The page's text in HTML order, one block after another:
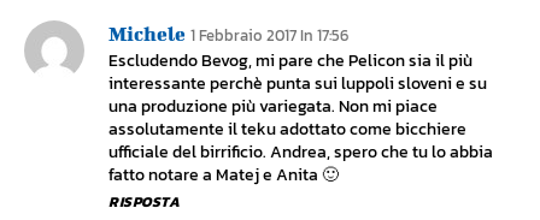
Michele 1 Febbraio 2017 In 17:56
Escludendo Bevog, mi pare che Pelicon sia il più
interessante perchè punta sui luppoli sloveni e su
una produzione più variegata. Non mi piace
assolutamente il teku adottato come bicchiere
ufficiale del birrificio. Andrea, spero che tu lo abbia
fatto notare a Matej e Anita 🙂
RISPOSTA